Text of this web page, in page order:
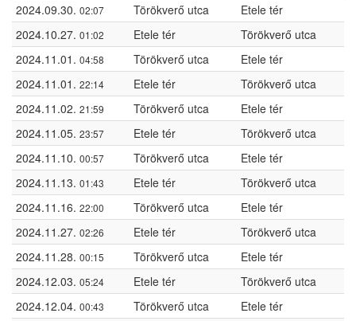
2024.09.30. 02:07 Törökverő utca
Etele tér
2024.10.27. 01:02 Etele tér
Törökverő utca
2024.11.01. 04:58 Törökverő utca
Etele tér
2024.11.01. 22:14 Etele tér
Törökverő utca
2024.11.02. 21:59 Törökverő utca
Etele tér
2024.11.05. 23:57 Etele tér
Törökverő utca
2024.11.10. 00:57 Törökverő utca
Etele tér
2024.11.13. 01:43 Etele tér
Törökverő utca
2024.11.16. 22:00 Törökverő utca
Etele tér
2024.11.27. 02:26 Etele tér
Törökverő utca
2024.11.28. 00:15 Törökverő utca
Etele tér
2024.12.03. 05:24 Etele tér
Törökverő utca
2024.12.04. 00:43 Törökverő utca
Etele tér